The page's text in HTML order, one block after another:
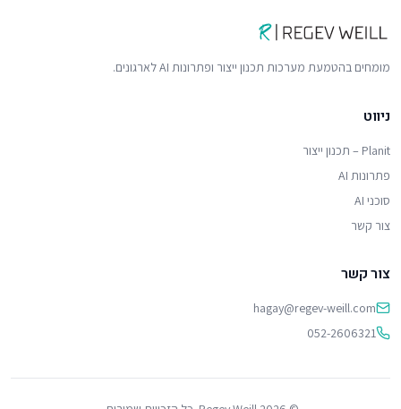
מומחים בהטמעת מערכות תכנון ייצור ופתרונות AI לארגונים.
ניווט
Planit – תכנון ייצור
פתרונות AI
סוכני AI
צור קשר
צור קשר
hagay@regev-weill.com
052-2606321